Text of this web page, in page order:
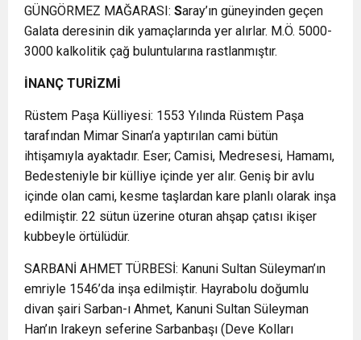
GÜNGÖRMEZ MAĞARASI: Saray’ın güneyinden geçen
Galata deresinin dik yamaçlarında yer alırlar. M.Ö. 5000-
3000 kalkolitik çağ buluntularına rastlanmıştır.
İNANÇ TURİZMİ
Rüstem Paşa Külliyesi: 1553 Yılında Rüstem Paşa
tarafından Mimar Sinan’a yaptırılan cami bütün
ihtişamıyla ayaktadır. Eser; Camisi, Medresesi, Hamamı,
Bedesteniyle bir külliye içinde yer alır. Geniş bir avlu
içinde olan cami, kesme taşlardan kare planlı olarak inşa
edilmiştir. 22 sütun üzerine oturan ahşap çatısı ikişer
kubbeyle örtülüdür.
SARBANİ AHMET TÜRBESİ: Kanuni Sultan Süleyman’ın
emriyle 1546’da inşa edilmiştir. Hayrabolu doğumlu
divan şairi Sarban-ı Ahmet, Kanuni Sultan Süleyman
Han’ın Irakeyn seferine Sarbanbaşı (Deve Kolları